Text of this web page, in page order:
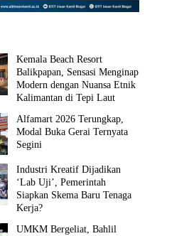
Kemala Beach Resort
Balikpapan, Sensasi Menginap
Modern dengan Nuansa Etnik
Kalimantan di Tepi Laut
Alfamart 2026 Terungkap,
Modal Buka Gerai Ternyata
Segini
Industri Kreatif Dijadikan
‘Lab Uji’, Pemerintah
Siapkan Skema Baru Tenaga
Kerja?
UMKM Bergeliat, Bahlil